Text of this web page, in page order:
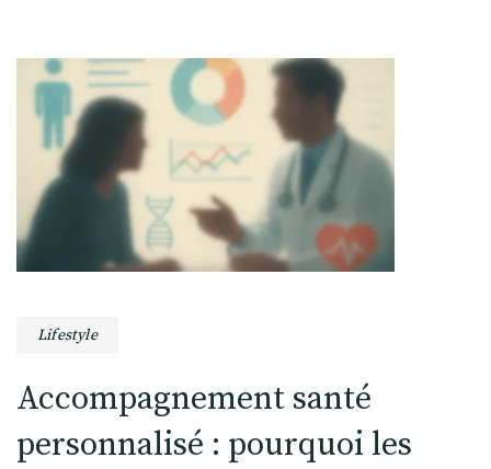
Lifestyle
Accompagnement santé
personnalisé : pourquoi les